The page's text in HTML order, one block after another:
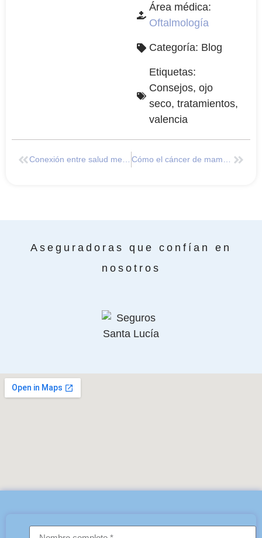
Área médica:
Oftalmología
Categoría: Blog
Etiquetas:
Consejos, ojo
seco, tratamientos,
valencia
Aseguradoras que confían en
nosotros